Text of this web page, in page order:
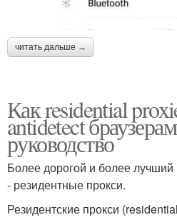
читать дальше →
Как residential
antidetect
руководство
Более дорогой и более лучший
- резидентные прокси.
Резидентские прокси